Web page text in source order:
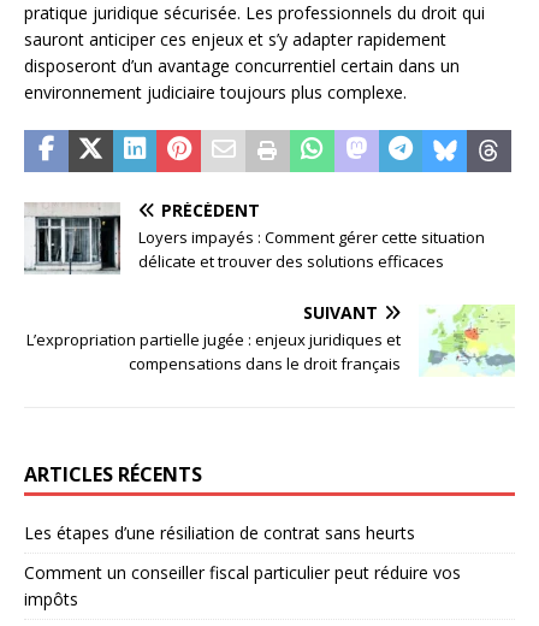
pratique juridique sécurisée. Les professionnels du droit qui
sauront anticiper ces enjeux et s’y adapter rapidement
disposeront d’un avantage concurrentiel certain dans un
environnement judiciaire toujours plus complexe.
PRÉCÉDENT
Loyers impayés : Comment gérer cette situation
délicate et trouver des solutions efficaces
SUIVANT
L’expropriation partielle jugée : enjeux juridiques et
compensations dans le droit français
ARTICLES RÉCENTS
Les étapes d’une résiliation de contrat sans heurts
Comment un conseiller fiscal particulier peut réduire vos
impôts